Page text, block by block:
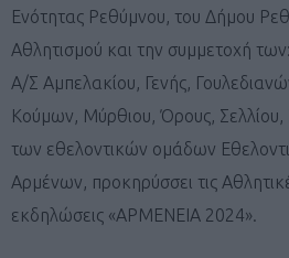
Ενότητας Ρεθύμνου, του Δήμου
Αθλητισμού και την συμμετοχή
Α/Σ Αμπελακίου, Γενής,
Κούμων, Μύρθιου, Όρους,
των εθελοντικών ομάδων
Αρμένων, προκηρύσσει τις
εκδηλώσεις «ΑΡΜΕΝΕΙΑ 2024».